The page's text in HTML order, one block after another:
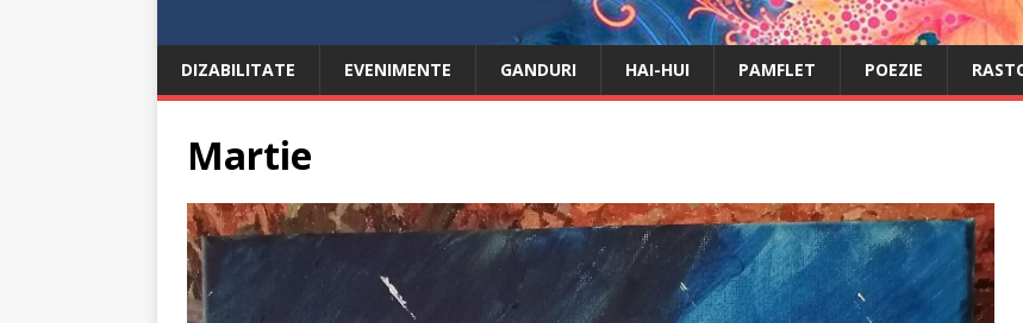
DIZABILITATE EVENIMENTE GANDURI HAI-HUI PAMFLET POEZIE
Martie